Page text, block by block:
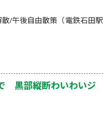
/午後自由散策（電鉄石田駅
黒部縦断わいわいジ